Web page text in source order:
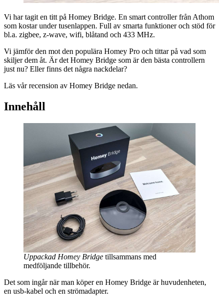
Vi har tagit en titt på Homey Bridge. En smart controller från Athom
som kostar under tusenlappen. Full av smarta funktioner och stöd för
bl.a. zigbee, z-wave, wifi, blåtand och 433 MHz.
Vi jämför den mot den populära Homey Pro och tittar på vad som
skiljer dem åt. Är det Homey Bridge som är den bästa controllern
just nu? Eller finns det några nackdelar?
Läs vår recension av Homey Bridge nedan.
Innehåll
Uppackad Homey Bridge tillsammans med
medföljande tillbehör.
Det som ingår när man köper en Homey Bridge är huvudenheten,
en usb-kabel och en strömadapter.